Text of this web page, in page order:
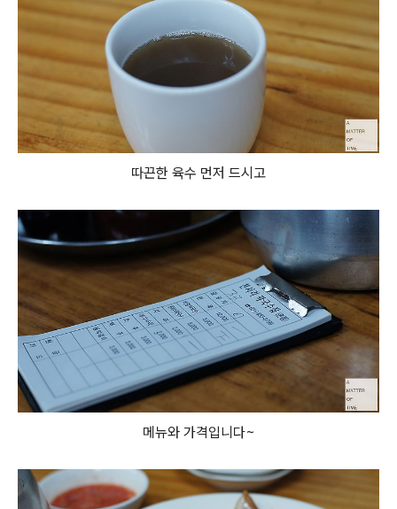
따끈한 육수 먼저 드시고
메뉴와 가격입니다~